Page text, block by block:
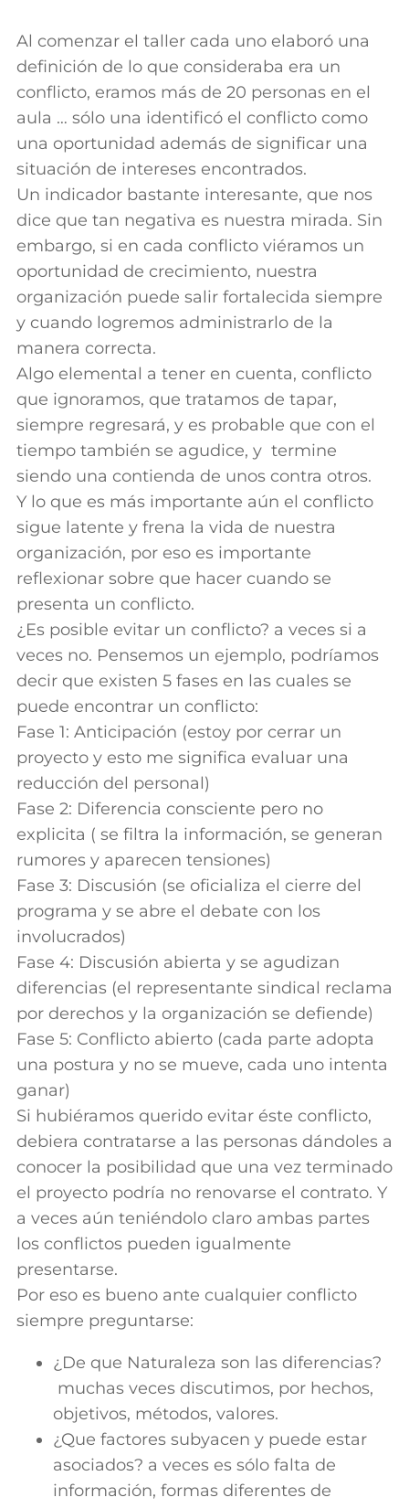
Al comenzar el taller cada uno elaboró una
definición de lo que consideraba era un
conflicto, eramos más de 20 personas en el
aula … sólo una identificó el conflicto como
una oportunidad además de significar una
situación de intereses encontrados.
Un indicador bastante interesante, que nos
dice que tan negativa es nuestra mirada. Sin
embargo, si en cada conflicto viéramos un
oportunidad de crecimiento, nuestra
organización puede salir fortalecida siempre
y cuando logremos administrarlo de la
manera correcta.
Algo elemental a tener en cuenta, conflicto
que ignoramos, que tratamos de tapar,
siempre regresará, y es probable que con el
tiempo también se agudice, y termine
siendo una contienda de unos contra otros.
Y lo que es más importante aún el conflicto
sigue latente y frena la vida de nuestra
organización, por eso es importante
reflexionar sobre que hacer cuando se
presenta un conflicto.
¿Es posible evitar un conflicto? a veces si a
veces no. Pensemos un ejemplo, podríamos
decir que existen 5 fases en las cuales se
puede encontrar un conflicto:
Fase 1: Anticipación (estoy por cerrar un
proyecto y esto me significa evaluar una
reducción del personal)
Fase 2: Diferencia consciente pero no
explicita ( se filtra la información, se generan
rumores y aparecen tensiones)
Fase 3: Discusión (se oficializa el cierre del
programa y se abre el debate con los
involucrados)
Fase 4: Discusión abierta y se agudizan
diferencias (el representante sindical reclama
por derechos y la organización se defiende)
Fase 5: Conflicto abierto (cada parte adopta
una postura y no se mueve, cada uno intenta
ganar)
Si hubiéramos querido evitar éste conflicto,
debiera contratarse a las personas dándoles a
conocer la posibilidad que una vez terminado
el proyecto podría no renovarse el contrato. Y
a veces aún teniéndolo claro ambas partes
los conflictos pueden igualmente
presentarse.
Por eso es bueno ante cualquier conflicto
siempre preguntarse:
¿De que Naturaleza son las diferencias?
muchas veces discutimos, por hechos,
objetivos, métodos, valores.
¿Que factores subyacen y puede estar
asociados? a veces es sólo falta de
información, formas diferentes de